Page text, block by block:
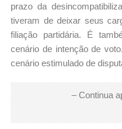
prazo da
tiveram de deixar seus
filiação partidária. É
cenário de intenção de
cenário estimulado de
– Continua